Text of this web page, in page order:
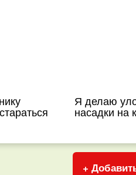
Я делаю
насадки на
+